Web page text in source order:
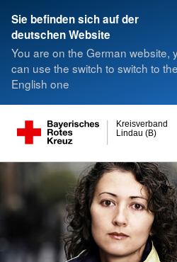
Sie befinden sich auf der
deutschen Website
You are on the German website,
can use the switch to switch to the
English one
Lindau (B)
Kreisverband